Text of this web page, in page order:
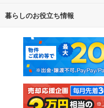
通勤・通学時間から探す
不動産・住宅
新築マンション
新築一戸建て
注文住宅
暮らしのお役立ち情報
マンションカタログ